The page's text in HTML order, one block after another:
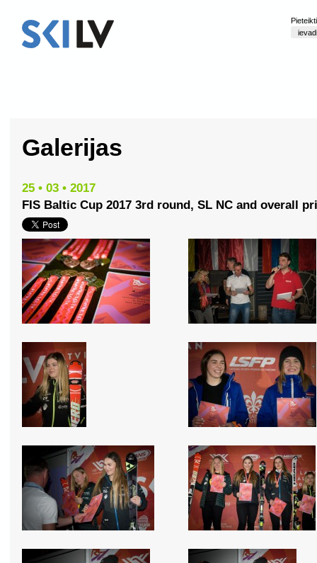
Galerijas
25 • 03 • 2017
FIS Baltic Cup 2017 3rd round, SL NC and overall